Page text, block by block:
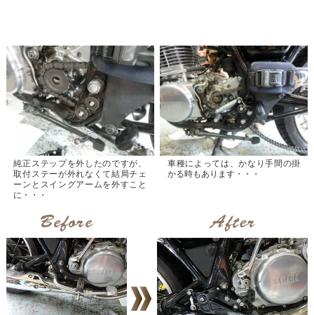
純正ステップを外したのですが、
取付ステーが外れなくて結局チェ
ーンとスイングアームを外すこと
に・・・
車種によっては、かなり手間の掛
かる時もあります・・・